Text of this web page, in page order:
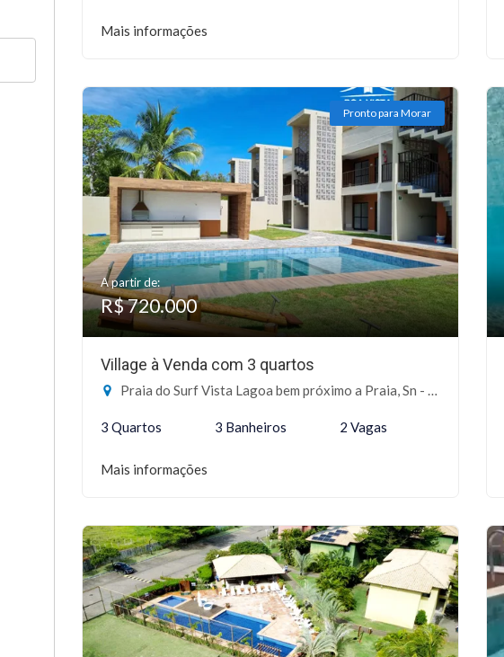
Mais informações
Pronto para Morar
A partir de:
R$ 720.000
Village à Venda com 3 quartos
Praia do Surf Vista Lagoa bem próximo a Praia, Sn - Itacimirim, Camaçari-BA
3 Quartos 3 Banheiros 2 Vagas
Mais informações